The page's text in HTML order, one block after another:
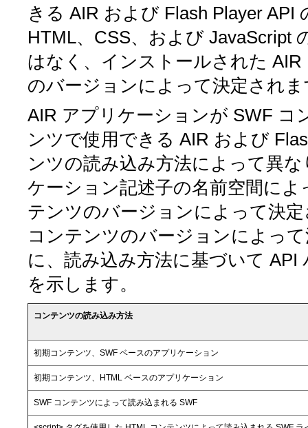
きる AIR および Flash Player
HTML、CSS、および JavaScript
はなく、インストールされた
のバージョンによって決定されま
AIR アプリケーションが SWF コ
ンツで使用できる AIR および
ンツの読み込み方法によって異
ケーション記述子の名前空間に
テンツのバージョンによって決
コンテンツのバージョンによっ
に、読み込み方法に基づいて
を示します。
コンテンツの読み込み方法
初期コンテンツ、SWF ベースのアプリケーション
初期コンテンツ、HTML ベースのアプリケーション
SWF コンテンツによって読み込まれる SWF